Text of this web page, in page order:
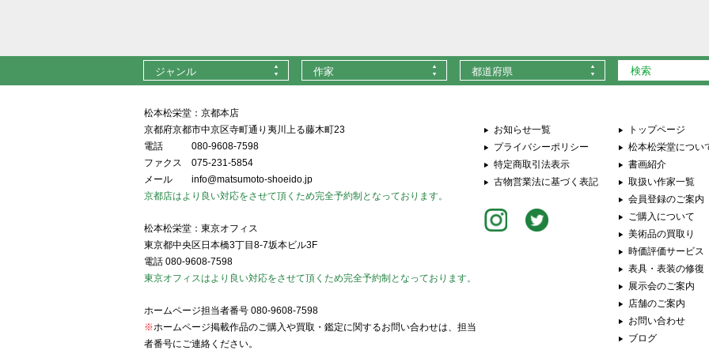
ジャンル 作家 都道府県
松本松栄堂：京都本店
京都府京都市中京区寺町通り夷川上る藤木町23
電話
080-9608-7598
ファクス
075-231-5854
メール
info@matsumoto-shoeido.jp
京都店はより良い対応をさせて頂くため完全予約制となっております。
松本松栄堂：東京オフィス
東京都中央区日本橋3丁目8-7坂本ビル3F
電話 080-9608-7598
東京オフィスはより良い対応をさせて頂くため完全予約制となっております。
ホームページ担当者番号 080-9608-7598
※ホームページ掲載作品のご購入や買取・鑑定に関するお問い合わせは、担当
者番号にご連絡ください。
お知らせ一覧
プライバシーポリシー
特定商取引法表示
古物営業法に基づく表記
トップページ
松本松栄堂につい
書画紹介
取扱い作家一覧
会員登録のご案内
ご購入について
美術品の買取り
時価評価サービス
表具・表装の修復
展示会のご案内
店舗のご案内
お問い合わせ
ブログ